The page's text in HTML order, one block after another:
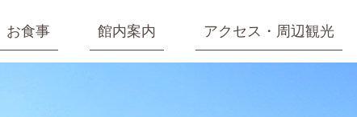
お食事 館内案内 アクセス・周辺観光